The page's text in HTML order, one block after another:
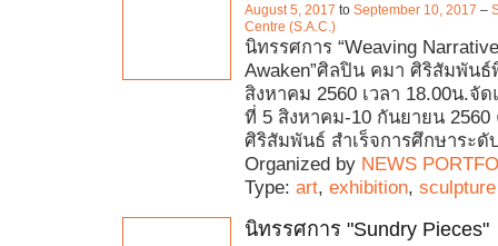
August 5, 2017 to September 10, 2017 –
Centre (S.A.C.)
นิทรรศการ “Weaving
Awaken”ศิลปิน คมา ศิริสัมพันธ์
สิงหาคม 2560 เวลา 18.00น.จั
ที่ 5 สิงหาคม-10 กันยายน 2560
ศิริสัมพันธ์ สำเร็จการศึกษาระ
Organized by NEWS
Type: art, exhibition, sculpture
นิทรรศการ "Sundry Pieces"